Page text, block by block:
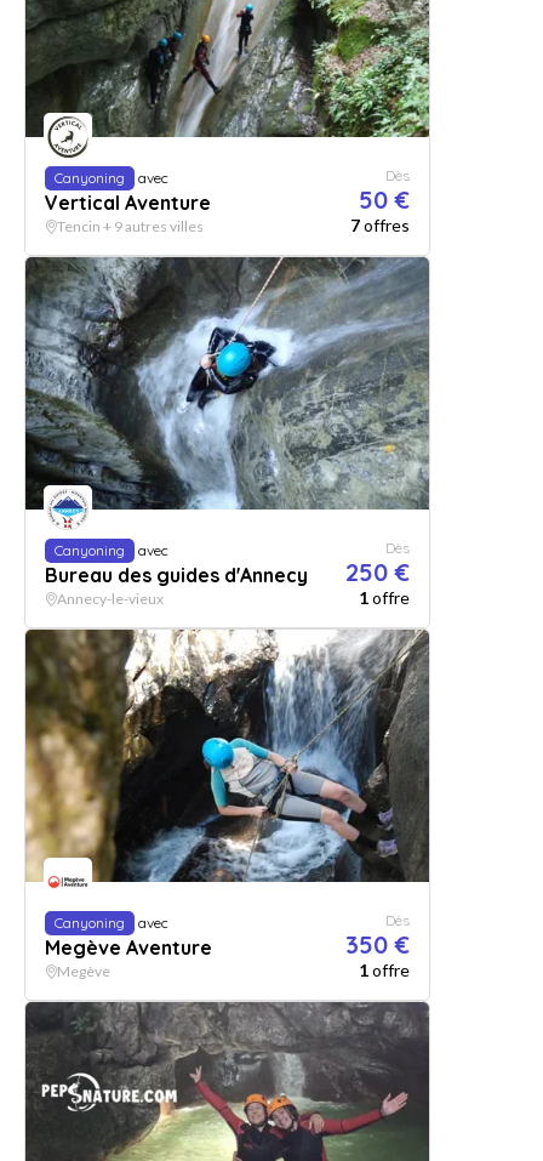
Canyoning avec
Vertical Aventure
Dès
50 €
Tencin + 9 autres villes 7offres
Canyoning avec
Bureau des guides d'Annecy
Dès
250 €
Annecy-le-vieux 1offre
Canyoning avec
Megève Aventure
Dès
350 €
Megève 1offre